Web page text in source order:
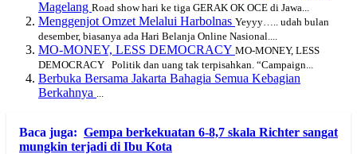
Magelang Road show hari ke tiga GERAK OK OCE di Jawa...
Menggenjot Omzet Melalui Harbolnas Yeyyy….. udah bulan
desember, biasanya ada Hari Belanja Online Nasional....
MO-MONEY, LESS DEMOCRACY MO-MONEY, LESS
DEMOCRACY Politik dan uang tak terpisahkan. “Campaign...
Berbuka Bersama Jakarta Bahagia Semua Kebagian
Berkahnya
Baca juga: Gempa berkekuatan 6-8,7 skala Richter sangat
mungkin terjadi di Ibu Kota